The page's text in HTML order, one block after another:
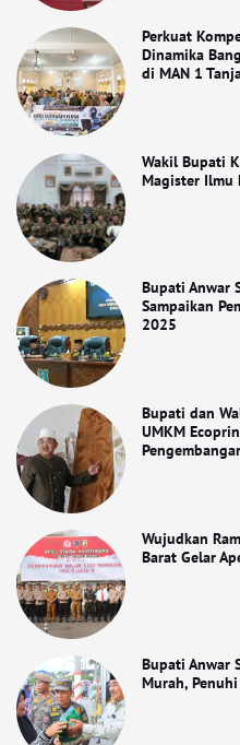
Perkuat
Dinamika
di MAN 1
Wakil Bupati
Magister Ilmu
Bupati Anwar
Sampaikan
2025
Bupati dan
UMKM
Wujudkan
Barat Gelar
Bupati Anwar
Murah,